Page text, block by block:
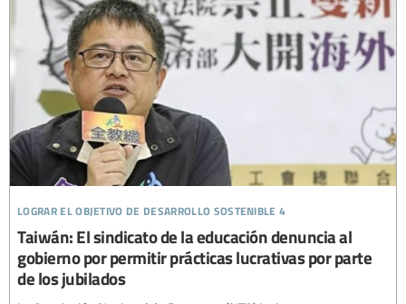
lograr el objetivo de desarrollo sostenible 4
Taiwán: El sindicato de la educación denuncia al
gobierno por permitir prácticas lucrativas por parte
de los jubilados